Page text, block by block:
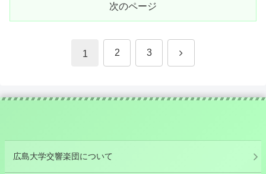
次のページ
1 2 3 次
広島大学交響楽団について